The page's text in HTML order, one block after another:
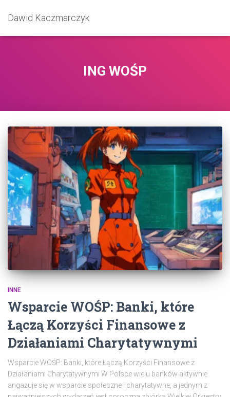
Dawid Kaczmarczyk
ING WOŚP
INNE
Wsparcie WOŚP: Banki, które
Łączą Korzyści Finansowe z
Działaniami Charytatywnymi
Wsparcie WOŚP: Banki, które Łączą Korzyści Finansowe z
Działaniami Charytatywnymi W Polsce wielu banków aktywnie
angażuje się w wsparcie społeczne i charytatywne, a jednym z